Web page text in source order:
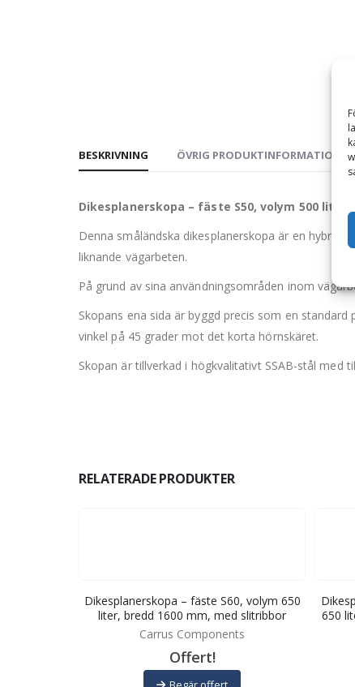
BESKRIVNING ÖVRIG PRODUKTINFORMATION
Dikesplanerskopa – fäste S50, volym 500 liter,
Denna småländska dikesplanerskopa är en hybrid
liknande vägarbeten.
På grund av sina användningsområden inom
Skopans ena sida är byggd precis som en
vinkel på 45 grader mot det korta hörnskäret.
Skopan är tillverkad i högkvalitativt SSAB-stål med
RELATERADE PRODUKTER
Dikesplanerskopa – fäste S60, volym 650
liter, bredd 1600 mm, med slitribbor
Carrus Components
Offert!
650